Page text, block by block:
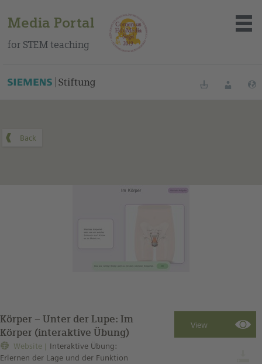
Media Portal
for STEM teaching
About the portal
BookmarksLogin
Körper – Unter der Lupe: Im
Körper (interaktive Übung)
Website
Interaktive Übung:
Erlernen der Lage und der Funktion
You can find this medium on our Spanish education portal